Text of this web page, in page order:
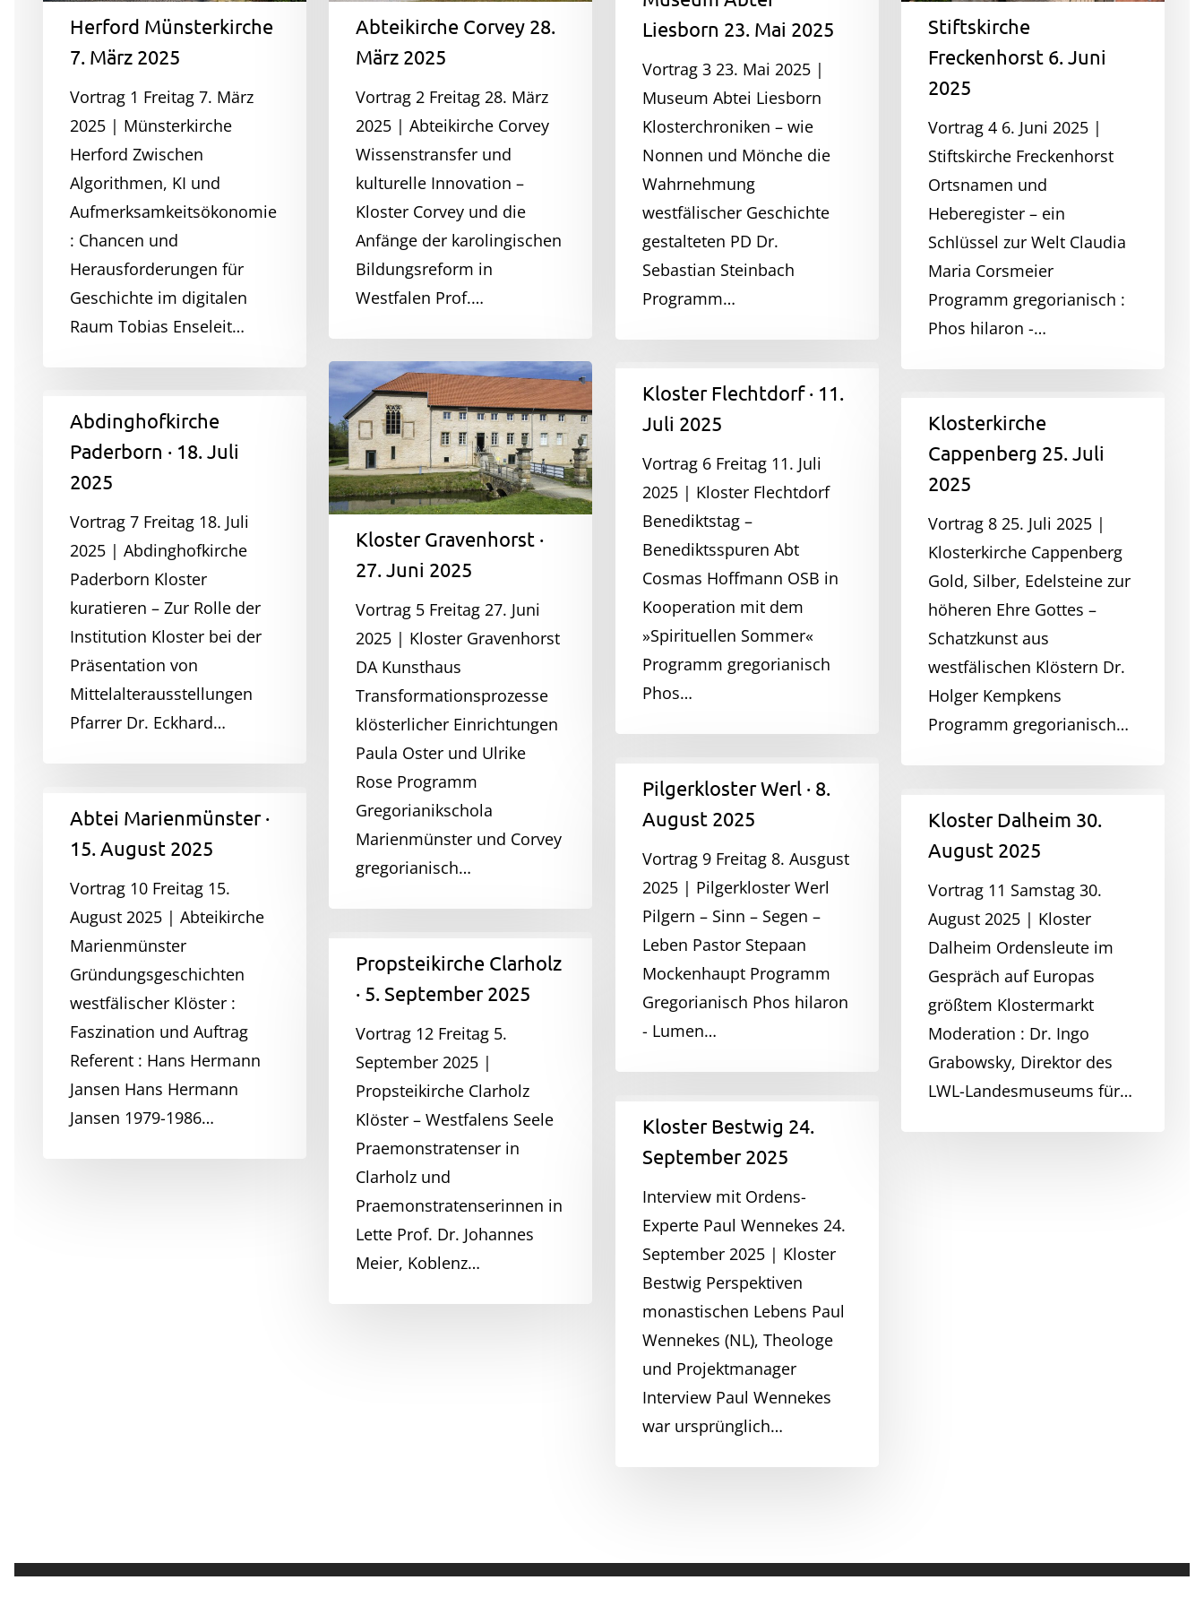
Herford Münsterkirche
7. März 2025
Vortrag 1 Freitag 7. März
2025 | Münsterkirche
Herford Zwischen
Algorithmen, KI und
Aufmerksamkeitsökonomie
: Chancen und
Herausforderungen für
Geschichte im digitalen
Raum Tobias Enseleit…
Abteikirche Corvey 28.
März 2025
Vortrag 2 Freitag 28. März
2025 | Abteikirche Corvey
Wissenstransfer und
kulturelle Innovation –
Kloster Corvey und die
Anfänge der karolingischen
Bildungsreform in
Westfalen Prof.…
Liesborn 23. Mai 2025
Vortrag 3 23. Mai 2025 |
Museum Abtei Liesborn
Klosterchroniken – wie
Nonnen und Mönche die
Wahrnehmung
westfälischer Geschichte
gestalteten PD Dr.
Sebastian Steinbach
Programm…
Stiftskirche
Freckenhorst 6. Juni
2025
Vortrag 4 6. Juni 2025 |
Stiftskirche Freckenhorst
Ortsnamen und
Heberegister – ein
Schlüssel zur Welt Claudia
Maria Corsmeier
Programm gregorianisch :
Phos hilaron -…
Kloster
Gravenhorst
·
27.
Juni
2025
Kloster Gravenhorst ·
27. Juni 2025
Vortrag 5 Freitag 27. Juni
2025 | Kloster Gravenhorst
DA Kunsthaus
Transformationsprozesse
klösterlicher Einrichtungen
Paula Oster und Ulrike
Rose Programm
Gregorianikschola
Marienmünster und Corvey
gregorianisch…
Flechtdorf
2025
Kloster Flechtdorf · 11.
Juli 2025
Vortrag 6 Freitag 11. Juli
2025 | Kloster Flechtdorf
Benediktstag –
Benediktsspuren Abt
Cosmas Hoffmann OSB in
Kooperation mit dem
»Spirituellen Sommer«
Programm gregorianisch
Phos…
Paderborn
2025
Abdinghofkirche
Paderborn · 18. Juli
2025
Vortrag 7 Freitag 18. Juli
2025 | Abdinghofkirche
Paderborn Kloster
kuratieren – Zur Rolle der
Institution Kloster bei der
Präsentation von
Mittelalterausstellungen
Pfarrer Dr. Eckhard…
Cappenberg
2025
Klosterkirche
Cappenberg 25. Juli
2025
Vortrag 8 25. Juli 2025 |
Klosterkirche Cappenberg
Gold, Silber, Edelsteine zur
höheren Ehre Gottes –
Schatzkunst aus
westfälischen Klöstern Dr.
Holger Kempkens
Programm gregorianisch…
Werl
August
2025
Pilgerkloster Werl · 8.
August 2025
Vortrag 9 Freitag 8. Ausgust
2025 | Pilgerkloster Werl
Pilgern – Sinn – Segen –
Leben Pastor Stepaan
Mockenhaupt Programm
Gregorianisch Phos hilaron
- Lumen…
Marienmünster
August
2025
Abtei Marienmünster ·
15. August 2025
Vortrag 10 Freitag 15.
August 2025 | Abteikirche
Marienmünster
Gründungsgeschichten
westfälischer Klöster :
Faszination und Auftrag
Referent : Hans Hermann
Jansen Hans Hermann
Jansen 1979-1986…
Dalheim
August
2025
Kloster Dalheim 30.
August 2025
Vortrag 11 Samstag 30.
August 2025 | Kloster
Dalheim Ordensleute im
Gespräch auf Europas
größtem Klostermarkt
Moderation : Dr. Ingo
Grabowsky, Direktor des
LWL-Landesmuseums für…
Clarholz
September
2025
Propsteikirche Clarholz
· 5. September 2025
Vortrag 12 Freitag 5.
September 2025 |
Propsteikirche Clarholz
Klöster – Westfalens Seele
Praemonstratenser in
Clarholz und
Praemonstratenserinnen in
Lette Prof. Dr. Johannes
Meier, Koblenz…
Bestwig
September
2025
Kloster Bestwig 24.
September 2025
Interview mit Ordens-
Experte Paul Wennekes 24.
September 2025 | Kloster
Bestwig Perspektiven
monastischen Lebens Paul
Wennekes (NL), Theologe
und Projektmanager
Interview Paul Wennekes
war ursprünglich…